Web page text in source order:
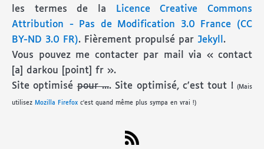
les termes de la
Licence Creative Commons
Attribution - Pas de Modification 3.0 France (CC
BY-ND 3.0 FR). Fièrement propulsé par Jekyll .
Vous pouvez me contacter par mail via « contact
[a] darkou [point] fr ».
Site optimisépour .... Site optimisé, c'est tout !(Mais
utilisez Mozilla Firefox c'est quand même plus sympa en vrai !)